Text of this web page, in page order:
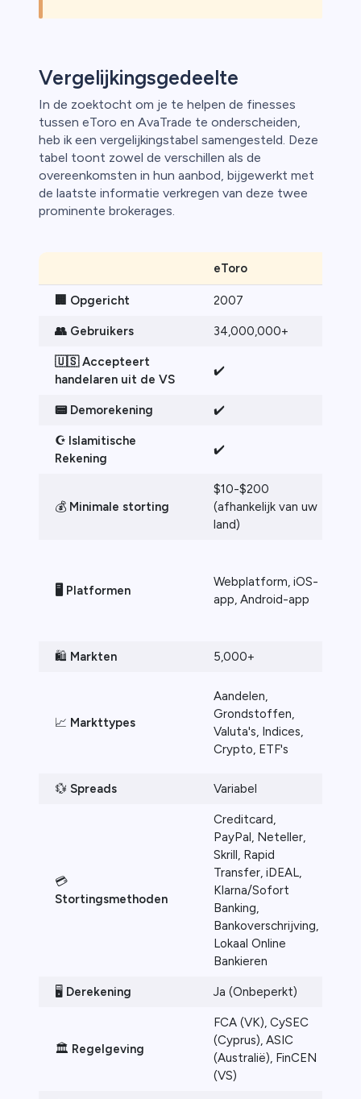
Vergelijkingsgedeelte
In de zoektocht om je te helpen de finesses
tussen eToro en AvaTrade te onderscheiden,
heb ik een vergelijkingstabel samengesteld. Deze
tabel toont zowel de verschillen als de
overeenkomsten in hun aanbod, bijgewerkt met
de laatste informatie verkregen van deze twee
prominente brokerages.
eToro
🏢 Opgericht 2007
👥 Gebruikers 34,000,000+
🇺🇸 Accepteert
handelaren uit de VS
✔️
📟 Demorekening ✔️
☪️ Islamitische
Rekening
✔️
💰 Minimale storting
$10-$200
(afhankelijk van uw
land)
🖥️ Platformen
Webplatform, iOS-
app, Android-app
🛍️ Markten 5,000+
📈 Markttypes
Aandelen,
Grondstoffen,
Valuta's, Indices,
Crypto, ETF's
💱 Spreads Variabel
💳
Stortingsmethoden
Creditcard,
PayPal, Neteller,
Skrill, Rapid
Transfer, iDEAL,
Klarna/Sofort
Banking,
Bankoverschrijving,
Lokaal Online
Bankieren
🖥️ Derekening Ja (Onbeperkt)
🏛️ Regelgeving
FCA (VK), CySEC
(Cyprus), ASIC
(Australië), FinCEN
(VS)